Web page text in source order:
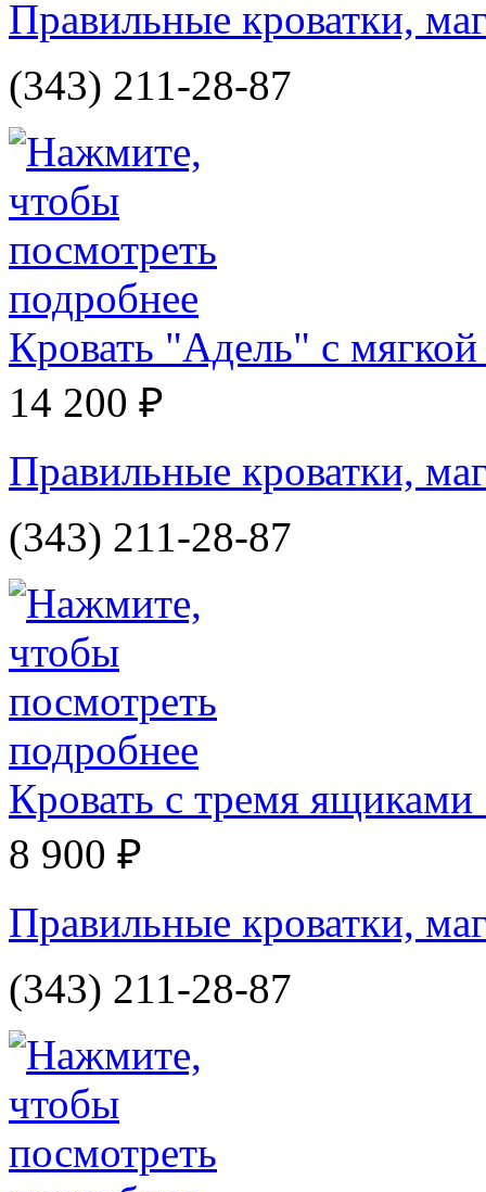
Правильные кроватки,
(343) 211-28-87
Кровать "Адель" с
14 200 ₽
Правильные кроватки,
(343) 211-28-87
Кровать с тремя
8 900 ₽
Правильные кроватки,
(343) 211-28-87